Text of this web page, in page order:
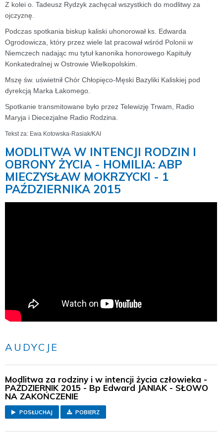
Z kolei o. Tadeusz Rydzyk zachęcał wszystkich do modlitwy za
ojczyznę.
Podczas spotkania biskup kaliski uhonorował ks. Edwarda
Ogrodowicza, który przez wiele lat pracował wśród Polonii w
Niemczech nadając mu tytuł kanonika honorowego Kapituły
Konkatedralnej w Ostrowie Wielkopolskim.
Mszę św. uświetnił Chór Chłopięco-Męski Bazyliki Kaliskiej pod
dyrekcją Marka Łakomego.
Spotkanie transmitowane było przez Telewizję Trwam, Radio
Maryja i Diecezjalne Radio Rodzina.
Tekst za: Ewa Kotowska-Rasiak/KAI
MODLITWA W INTENCJI RODZIN I
OBRONY ŻYCIA - HOMILIA: ABP
MIECZYSŁAW MOKRZYCKI - 1
PAŹDZIERNIKA 2015
AUDYCJE
Modlitwa za rodziny i w intencji życia człowieka -
PAŹDZIERNIK 2015 - Bp Edward JANIAK - SŁOWO
NA ZAKOŃCZENIE
POSŁUCHAJ POBIERZ